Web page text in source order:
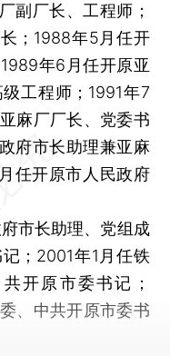
厂长、工程师；
；1988年5月任开
年6月任开原亚
工程师；1991年7
麻厂厂长、党委书
府市长助理兼亚麻
任开原市人民政府
市长助理、党组成
；2001年1月任铁
开原市委书记；
、中共开原市委书